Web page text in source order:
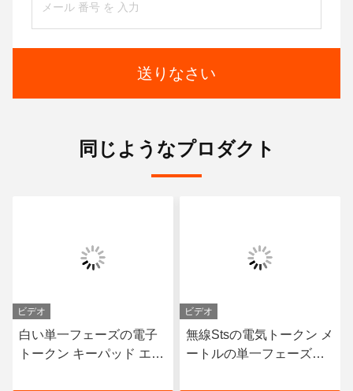
送りなさい
同じようなプロダクト
ビデオ
白い単一フェーズの電子
トークン キーパッド エネ
ビデオ
無線Stsの電気トークン メ
ートルの単一フェーズの